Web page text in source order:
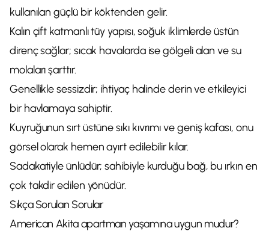
kullanılan güçlü bir köktenden gelir.
Kalın çift katmanlı tüy yapısı, soğuk iklimlerde üstün
direnç sağlar; sıcak havalarda ise gölgeli alan ve su
molaları şarttır.
Genellikle sessizdir; ihtiyaç halinde derin ve etkileyici
bir havlamaya sahiptir.
Kuyruğunun sırt üstüne sıkı kıvrımı ve geniş kafası, onu
görsel olarak hemen ayırt edilebilir kılar.
Sadakatiyle ünlüdür; sahibiyle kurduğu bağ, bu ırkın en
çok takdir edilen yönüdür.
Sıkça Sorulan Sorular
American Akita apartman yaşamına uygun mudur?